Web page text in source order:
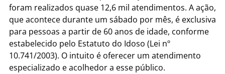
foram realizados quase 12,6 mil atendimentos. A ação,
que acontece durante um sábado por mês, é exclusiva
para pessoas a partir de 60 anos de idade, conforme
estabelecido pelo Estatuto do Idoso (Lei nº
10.741/2003). O intuito é oferecer um atendimento
especializado e acolhedor a esse público.